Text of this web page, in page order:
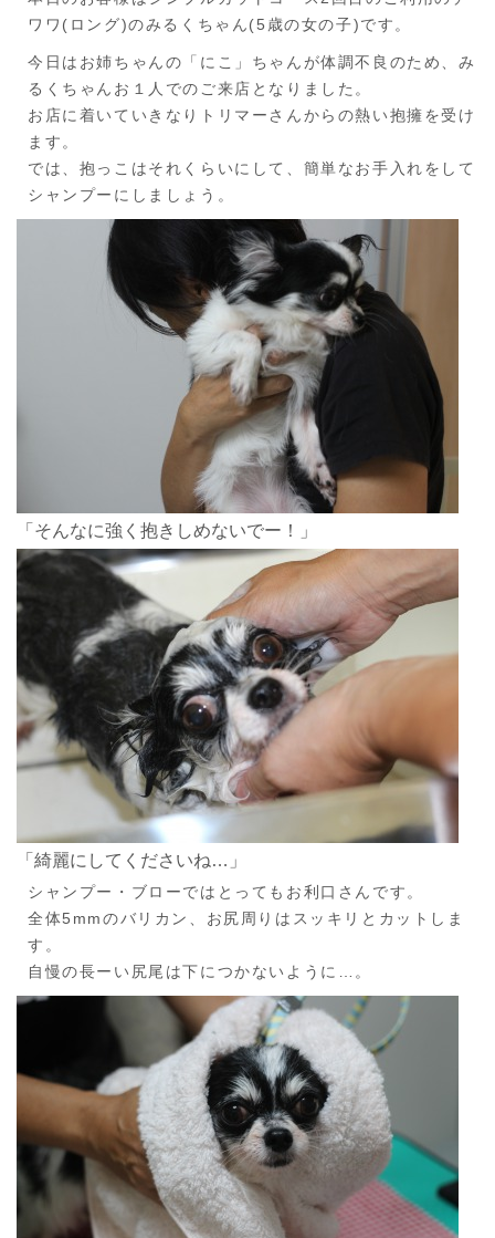
ワワ(ロング)のみるくちゃん(5歳の女の子)です。
今日はお姉ちゃんの「にこ」ちゃんが体調不良のため、み
るくちゃんお１人でのご来店となりました。
お店に着いていきなりトリマーさんからの熱い抱擁を受け
ます。
では、抱っこはそれくらいにして、簡単なお手入れをして
シャンプーにしましょう。
「そんなに強く抱きしめないでー！」
「綺麗にしてくださいね…」
シャンプー・ブローではとってもお利口さんです。
全体5mmのバリカン、お尻周りはスッキリとカットしま
す。
自慢の長ーい尻尾は下につかないように…。